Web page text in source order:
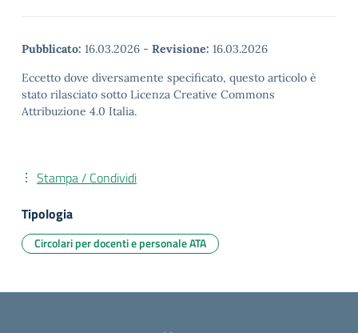
Pubblicato: 16.03.2026 - Revisione: 16.03.2026
Eccetto dove diversamente specificato, questo articolo è
stato rilasciato sotto Licenza Creative Commons
Attribuzione 4.0 Italia.
Stampa / Condividi
Tipologia
Circolari per docenti e personale ATA